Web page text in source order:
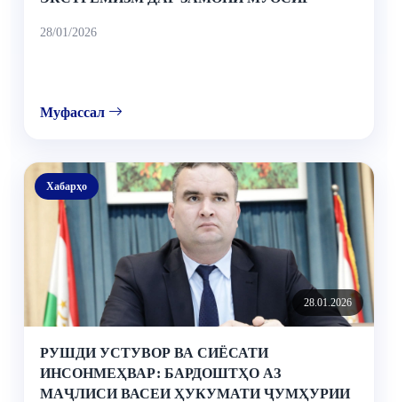
28/01/2026
Муфассал
Хабарҳо
28.01.2026
РУШДИ УСТУВОР ВА СИЁСАТИ
ИНСОНМЕҲВАР: БАРДОШТҲО АЗ
МАҶЛИСИ ВАСЕИ ҲУКУМАТИ ҶУМҲУРИИ